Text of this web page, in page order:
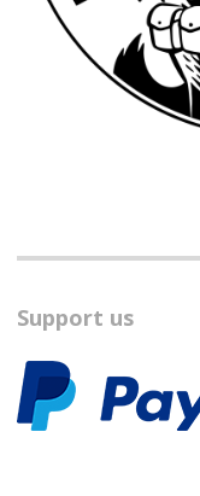
Support us